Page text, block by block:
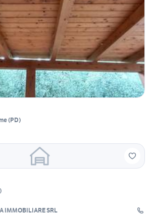
(PD)
)
IMMOBILIARE SRL